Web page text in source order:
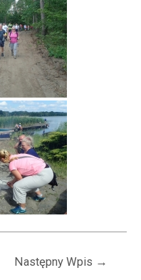
Następny Wpis →